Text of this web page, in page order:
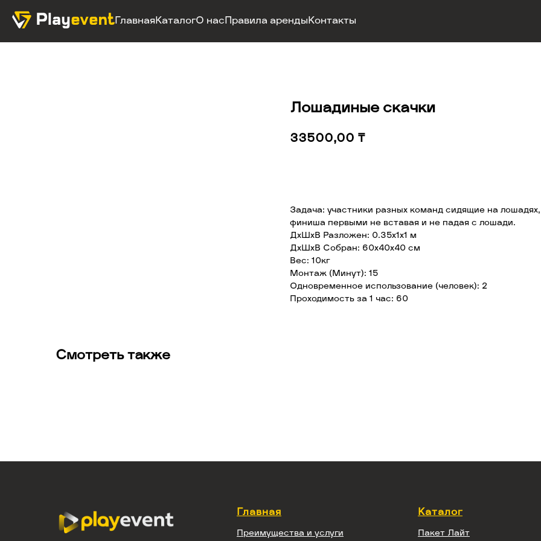
Главная КаталогО нас Правила аренды Контакты
Лошадиные скачки
33500,00 ₸
Задача: участники разных команд сидящие на
финиша первыми не вставая и не падая с лошади.
ДхШхВ Разложен: 0.35х1х1 м
ДхШхВ Собран: 60х40х40 см
Вес: 10кг
Монтаж (Минут): 15
Одновременное использование (человек): 2
Проходимость за 1 час: 60
Смотреть также
Главная
Преимущества и услуги
Каталог
Пакет Лайт